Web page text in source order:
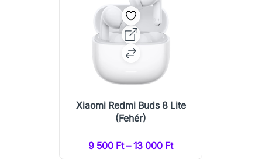
Xiaomi Redmi Buds 8 Lite
(Fehér)
9 500 Ft – 13 000 Ft